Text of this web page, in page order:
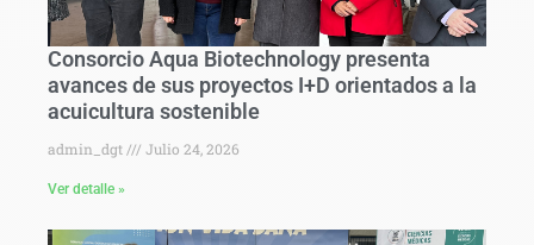
Consorcio Aqua Biotechnology presenta
avances de sus proyectos I+D orientados a la
acuicultura sostenible
admin_dgt Julio 24, 2026
Ver detalle »